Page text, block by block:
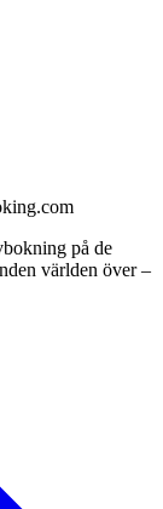
på de
världen över –